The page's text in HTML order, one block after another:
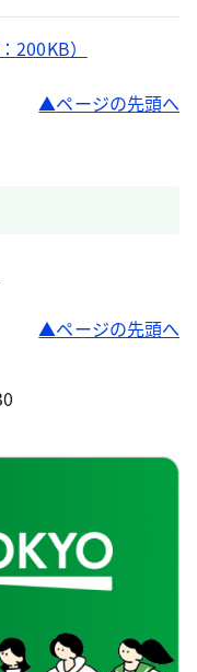
200KB）
ページの先頭へ
ページの先頭へ